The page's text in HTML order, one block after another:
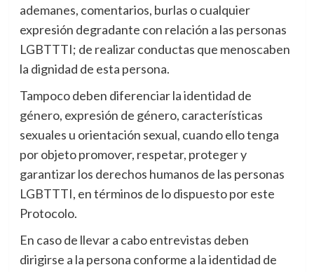
ademanes, comentarios, burlas o cualquier
expresión degradante con relación a las personas
LGBTTTI; de realizar conductas que menoscaben
la dignidad de esta persona.
Tampoco deben diferenciar la identidad de
género, expresión de género, características
sexuales u orientación sexual, cuando ello tenga
por objeto promover, respetar, proteger y
garantizar los derechos humanos de las personas
LGBTTTI, en términos de lo dispuesto por este
Protocolo.
En caso de llevar a cabo entrevistas deben
dirigirse a la persona conforme a la identidad de